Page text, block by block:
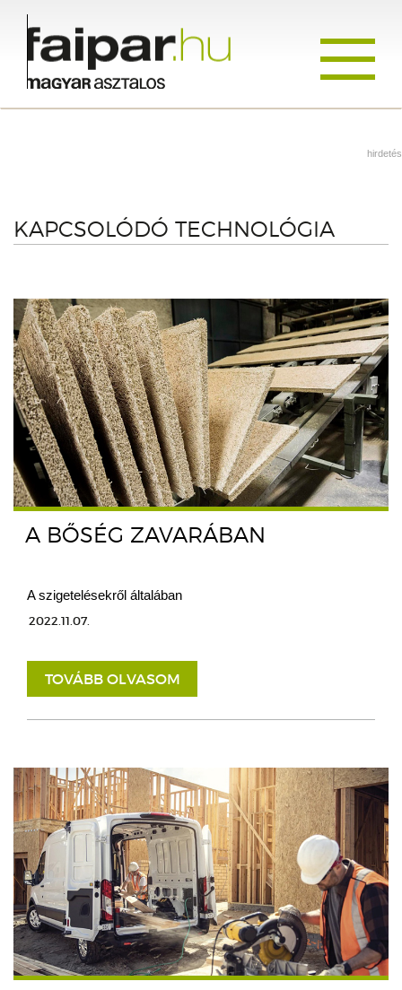
hirdetés
KAPCSOLÓDÓ TECHNOLÓGIA
A BŐSÉG ZAVARÁBAN
A szigetelésekről általában
2022.11.07.
TOVÁBB OLVASOM